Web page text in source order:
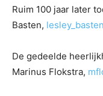
Ruim 100 jaar later
Basten,
De gedeelde
Marinus Flokstra,